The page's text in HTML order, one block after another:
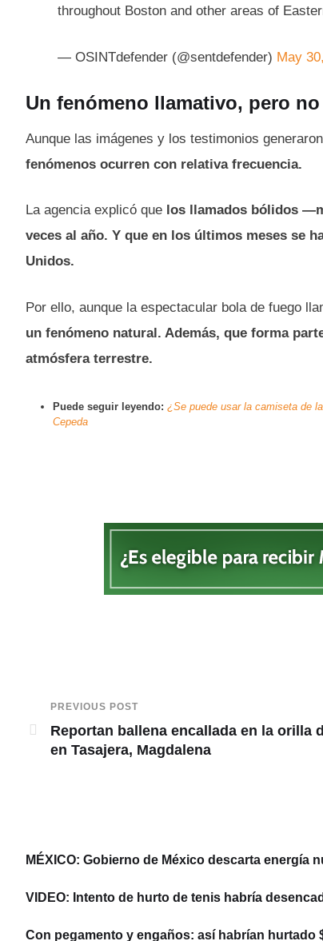
throughout Boston and other areas of
— OSINTdefender (@sentdefender) May
Un fenómeno llamativo, pero
Aunque las imágenes y los testimonios
fenómenos ocurren con relativa frecuencia.
La agencia explicó que los llamados bólidos
veces al año. Y que en los últimos meses se
Unidos.
Por ello, aunque la espectacular bola de fuego
un fenómeno natural. Además, que forma
atmósfera terrestre.
Puede seguir leyendo: ¿Se puede usar la camiseta de
Cepeda
PREVIOUS POST
Reportan ballena encallada en la orilla
en Tasajera, Magdalena
MÉXICO: Gobierno de México descarta energía
VIDEO: Intento de hurto de tenis habría
Con pegamento y engaños: así habrían hurtado